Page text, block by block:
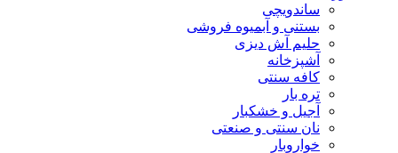
ساندویچی
بستنی و آبمیوه فروشی
حلیم آش دیزی
آشپزخانه
کافه سنتی
تره بار
آجیل و خشکبار
نان سنتی و صنعتی
خواروبار